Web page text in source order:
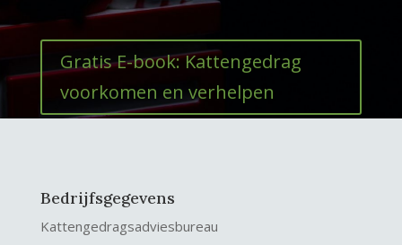
Gratis E-book: Kattengedrag
voorkomen en verhelpen
Bedrijfsgegevens
Kattengedragsadviesbureau